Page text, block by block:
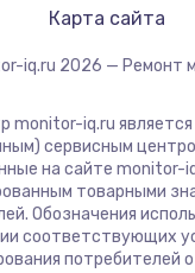
Заказать
Замена корпуса
Заказать
оперативной
от 890 руб.
Dahua
Карта сайта
iq.ru 2026 — Ремонт
monitor-iq.ru
сервисным
на сайте monitor-
товарными
Обозначения
соответствующих
потребителей